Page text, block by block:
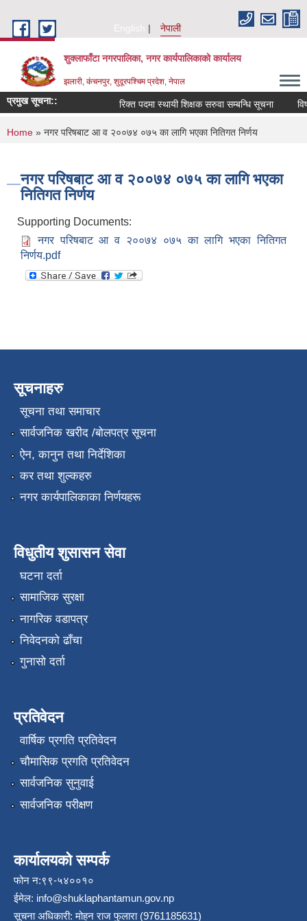
English
नेपाली
शुक्लाफाँटा नगरपालिका, नगर कार्यपालिकाको कार्यालय
झलारी, कंचनपुर, शुदूरपश्चिम प्रदेश, नेपाल
प्रमुख सूचना:: रिक्त पदमा स्थायी शिक्षक सरुवा सम्बन्धि सूचना
You are here
Home » नगर परिषबाट आ व २००७४ ०७५ का लागि भएका नितिगत निर्णय
नगर परिषबाट आ व २००७४ ०७५ का लागि भएका
नितिगत निर्णय
Supporting Documents:
नगर परिषबाट आ व २००७४ ०७५ का लागि भएका नितिगत
निर्णय.pdf
सूचनाहरु
सूचना तथा समाचार
सार्वजनिक खरीद /बोलपत्र सूचना
ऐन, कानुन तथा निर्देशिका
कर तथा शुल्कहरु
नगर कार्यपालिकाका निर्णयहरू
विधुतीय शुसासन सेवा
घटना दर्ता
सामाजिक सुरक्षा
नागरिक वडापत्र
निवेदनको ढाँचा
गुनासो दर्ता
प्रतिवेदन
वार्षिक प्रगति प्रतिवेदन
चौमासिक प्रगति प्रतिवेदन
सार्वजनिक सुनुवाई
सार्वजनिक परीक्षण
कार्यालयको सम्पर्क
फोन न:९९-५४००१०
ईमेल: info@shuklaphantamun.gov.np
सूचना अधिकारी: मोहन राज फुलारा (9761185631)